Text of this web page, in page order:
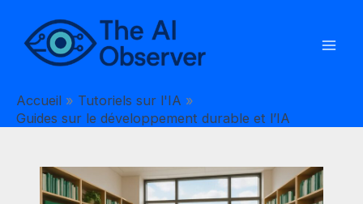
contenu
Accueil
Tutoriels sur l'IA
Guides sur le développement durable et l’IA